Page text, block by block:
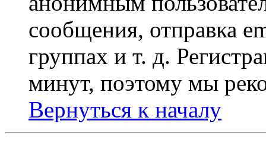
сообщения, отправка
группах и т. д.
минут, поэтому мы
Вернуться к началу